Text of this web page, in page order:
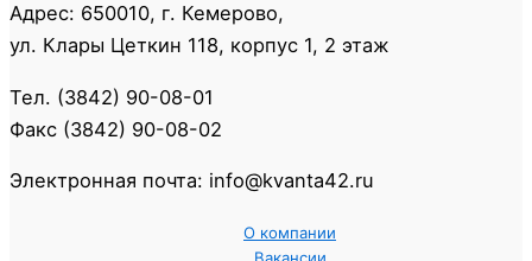
Адрес: 650010, г. Кемерово,
ул. Клары Цеткин 118, корпус 1, 2 этаж
Тел. (3842) 90-08-01
Факс (3842) 90-08-02
Электронная почта: info@kvanta42.ru
О компании